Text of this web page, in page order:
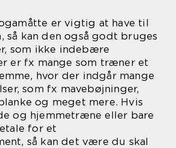
er vigtig at have til
så kan den også godt bruges
som ikke indebære
er fx mange som træner et
hvor der indgår mange
som fx mavebøjninger,
og meget mere. Hvis
og hjemmetræne eller bare
for et
så kan det være du skal